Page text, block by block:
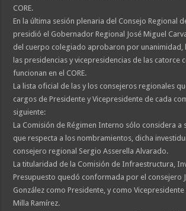
CORE.
En la última sesión plenaria del Consejo Regional
presidió el Gobernador Regional José Miguel
del cuerpo colegiado aprobaron por unanimidad,
las presidencias y vicepresidencias de las catorce
funcionan en el CORE.
La lista oficial de las y los consejeros regionales
cargos de Presidente y Vicepresidente de cada
siguiente:
La Comisión de Régimen Interno sólo considera a
que respecta a los nombramientos, dicha
consejero regional Sergio Asserella Alvarado.
La titularidad de la Comisión de Infraestructura,
Presupuesto quedó conformada por el consejero
González como Presidente, y como
Milla Ramírez.